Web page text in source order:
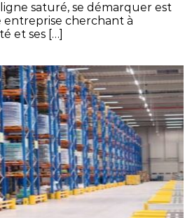
saturé, se démarquer est
cherchant à
et ses […]